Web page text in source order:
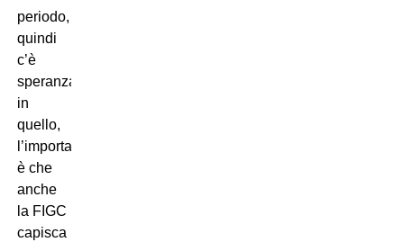
periodo,
quindi
c’è
speranza
in
quello,
l’importante
è che
anche
la FIGC
capisca